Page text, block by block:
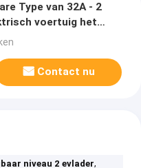
Type van 32A - 2
voertuig het
Contact nu
niveau 2 evlader,